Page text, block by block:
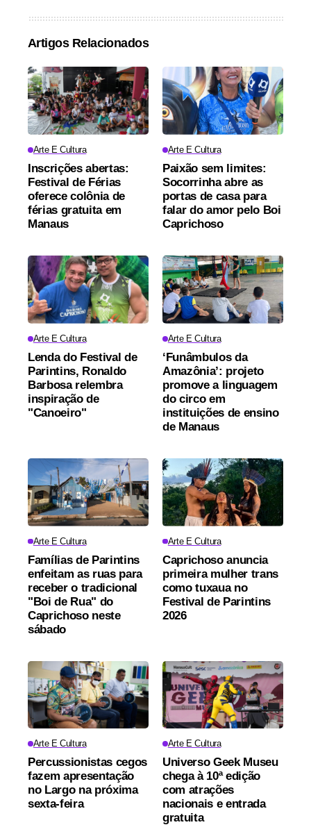
Artigos Relacionados
Arte E Cultura
Inscrições abertas:
Festival de Férias
oferece colônia de
férias gratuita em
Manaus
Arte E Cultura
Paixão sem limites:
Socorrinha abre as
portas de casa para
falar do amor pelo Boi
Caprichoso
Arte E Cultura
Lenda do Festival de
Parintins, Ronaldo
Barbosa relembra
inspiração de
"Canoeiro"
Arte E Cultura
‘Funâmbulos da
Amazônia’: projeto
promove a linguagem
do circo em
instituições de ensino
de Manaus
Arte E Cultura
Famílias de Parintins
enfeitam as ruas para
receber o tradicional
"Boi de Rua" do
Caprichoso neste
sábado
Arte E Cultura
Caprichoso anuncia
primeira mulher trans
como tuxaua no
Festival de Parintins
2026
Arte E Cultura
Percussionistas cegos
fazem apresentação
no Largo na próxima
sexta-feira
Arte E Cultura
Universo Geek Museu
chega à 10ª edição
com atrações
nacionais e entrada
gratuita